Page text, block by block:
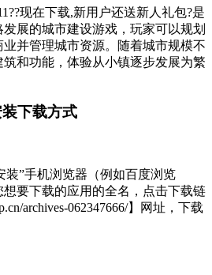
现在下载,新用户还送新人礼包?是
展的城市建设游戏，玩家可以规划
并管理城市资源。随着城市规模不
和功能，体验从小镇逐步发展为繁
下载方式
装”手机浏览器（例如百度浏览
要下载的应用的全名，点击下载链
archives-062347666/】网址，下载